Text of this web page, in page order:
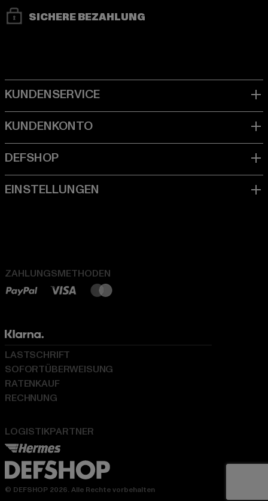
SICHERE BEZAHLUNG
ZAHLUNGSMETHODEN
LOGISTIKPARTNER
LASTSCHRIFT
SOFORTÜBERWEISUNG
RATENKAUF
RECHNUNG
© DEFSHOP 2026. Alle Rechte vorbehalten